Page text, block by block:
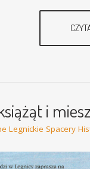
i
Legnickie Spacery